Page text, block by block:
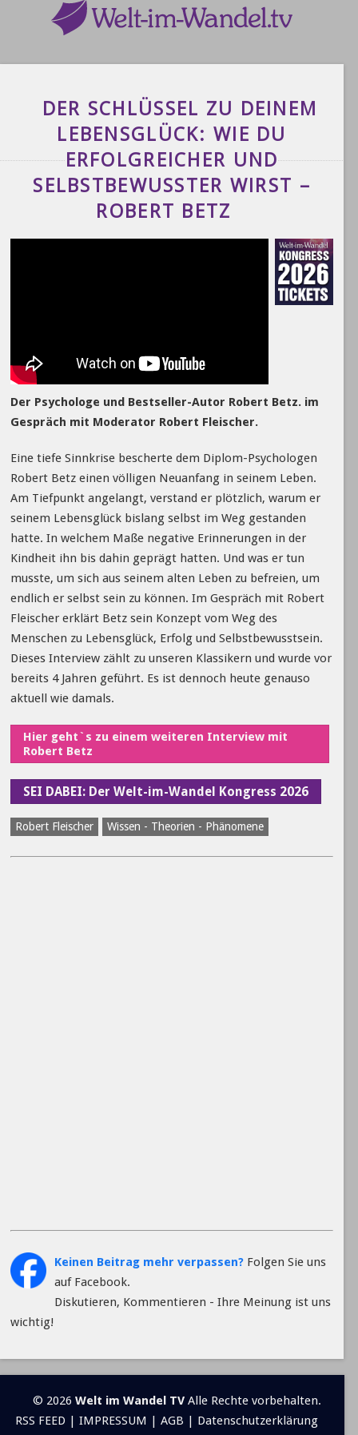
DER SCHLÜSSEL ZU DEINEM
LEBENSGLÜCK: WIE DU
ERFOLGREICHER UND
SELBSTBEWUSSTER WIRST –
ROBERT BETZ
Der Psychologe und Bestseller-Autor Robert Betz. im
Gespräch mit Moderator Robert Fleischer.
Eine tiefe Sinnkrise bescherte dem Diplom-Psychologen
Robert Betz einen völligen Neuanfang in seinem Leben.
Am Tiefpunkt angelangt, verstand er plötzlich, warum er
seinem Lebensglück bislang selbst im Weg gestanden
hatte. In welchem Maße negative Erinnerungen in der
Kindheit ihn bis dahin geprägt hatten. Und was er tun
musste, um sich aus seinem alten Leben zu befreien, um
endlich er selbst sein zu können. Im Gespräch mit Robert
Fleischer erklärt Betz sein Konzept vom Weg des
Menschen zu Lebensglück, Erfolg und Selbstbewusstsein.
Dieses Interview zählt zu unseren Klassikern und wurde vor
bereits 4 Jahren geführt. Es ist dennoch heute genauso
aktuell wie damals.
Hier geht`s zu einem weiteren Interview mit
Robert Betz
SEI DABEI: Der Welt-im-Wandel Kongress 2026
Robert Fleischer Wissen - Theorien - Phänomene
Keinen Beitrag mehr verpassen?Folgen Sie uns
auf Facebook.
Diskutieren, Kommentieren - Ihre Meinung ist uns
wichtig!
© 2026Welt im Wandel TV Alle Rechte vorbehalten.
RSS FEED |IMPRESSUM |AGB | Datenschutzerklärung